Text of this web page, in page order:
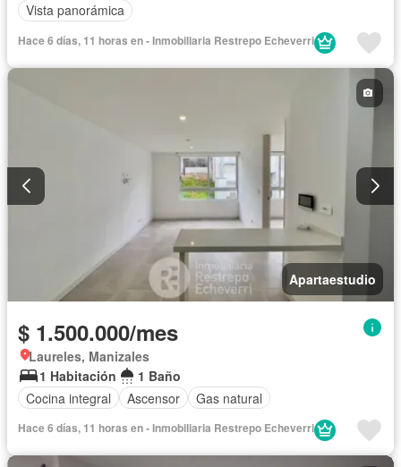
Vista panorámica
Hace 6 días, 11 horas en - Inmobiliaria Restrepo Echeverri
Apartaestudio
$ 1.500.000/mes
Laureles, Manizales
1 Habitación
1 Baño
Cocina integral
Ascensor Gas natural
Hace 6 días, 11 horas en - Inmobiliaria Restrepo Echeverri